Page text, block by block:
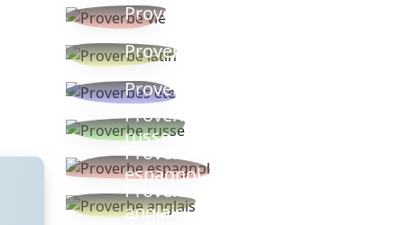
Proverbe vie
Proverbe latin
Proverbes ete
Proverbe
russe
Proverbe
espagnol
Proverbe
anglais